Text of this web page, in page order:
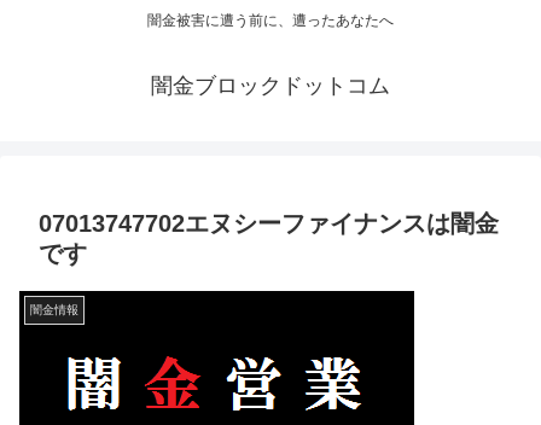
闇金被害に遭う前に、遭ったあなたへ
闇金ブロックドットコム
07013747702エヌシーファイナンスは闇金
です
闇金情報